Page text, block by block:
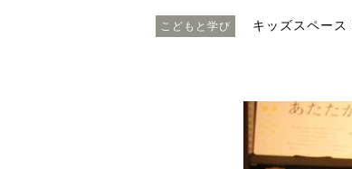
こどもと学び キッズスペース